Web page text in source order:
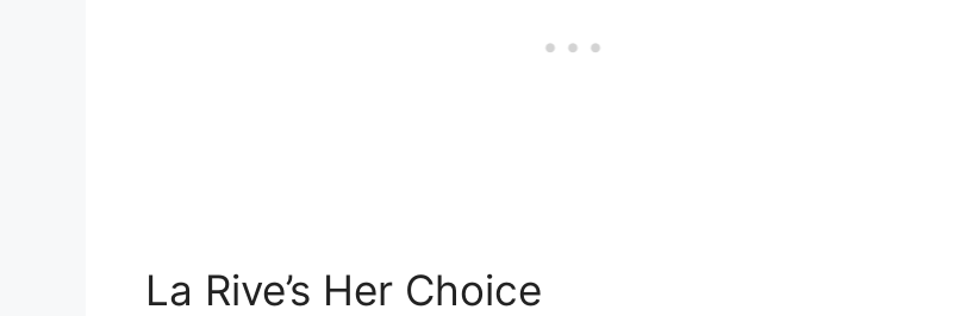
La Rive’s Her Choice